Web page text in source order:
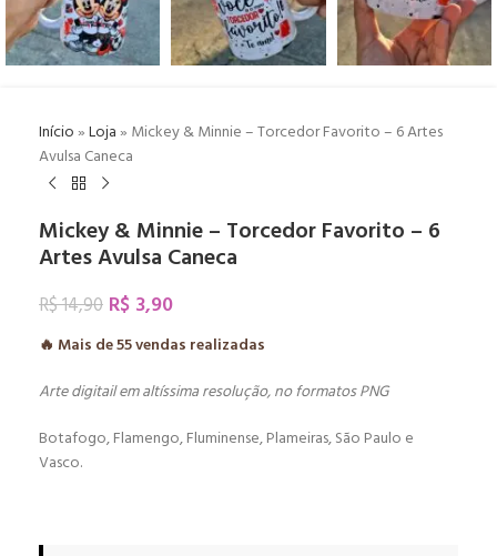
Início»Loja» Mickey & Minnie – Torcedor Favorito – 6 Artes
Avulsa Caneca
Mickey & Minnie – Torcedor Favorito – 6
Artes Avulsa Caneca
R$14,90 R$ 3,90
🔥 Mais de55vendas realizadas
Arte digitail em altíssima resolução, no formatos PNG
Botafogo, Flamengo, Fluminense, Plameiras, São Paulo e
Vasco.